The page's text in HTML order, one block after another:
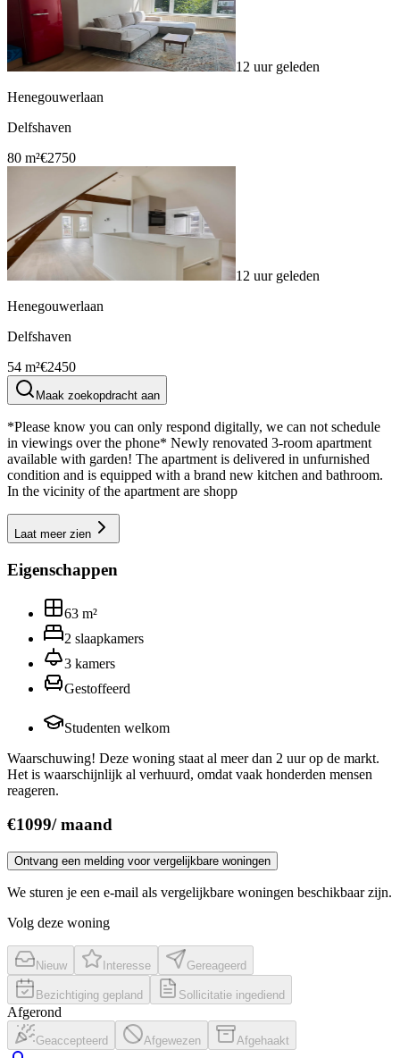
12 uur geleden
Henegouwerlaan
Delfshaven
80 m²€2750
12 uur geleden
Henegouwerlaan
Delfshaven
54 m²€2450
Maak zoekopdracht aan
*Please know you can only respond digitally, we can not schedule
in viewings over the phone* Newly renovated 3-room apartment
available with garden! The apartment is delivered in unfurnished
condition and is equipped with a brand new kitchen and bathroom.
In the vicinity of the apartment are shopp
Laat meer zien
Eigenschappen
63 m²
2 slaapkamers
3 kamers
Gestoffeerd
Studenten welkom
Waarschuwing! Deze woning staat al meer dan 2 uur op de markt.
Het is waarschijnlijk al verhuurd, omdat vaak honderden mensen
reageren.
€1099/maand
Ontvang een melding voor vergelijkbare woningen
We sturen je een e-mail als vergelijkbare woningen beschikbaar zijn.
Volg deze woning
Nieuw Interesse Gereageerd
Bezichtiging gepland Sollicitatie ingediend
Afgerond
Geaccepteerd Afgewezen Afgehaakt